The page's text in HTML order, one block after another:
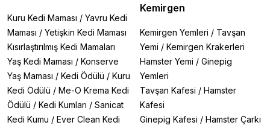
Kuru Kedi Maması / Yavru Kedi
Maması / Yetişkin Kedi Maması
Kısırlaştırılmış Kedi Mamaları
Yaş Kedi Maması / Konserve
Yaş Maması / Kedi Ödülü / Kuru
Kedi Ödülü / Me-O Krema Kedi
Ödülü / Kedi Kumları / Sanicat
Kedi Kumu / Ever Clean Kedi
Kemirgen
Kemirgen Yemleri / Tavşan
Yemi / Kemirgen Krakerleri
Hamster Yemi / Ginepig
Yemleri
Tavşan Kafesi / Hamster
Kafesi
Ginepig Kafesi / Hamster Çarkı